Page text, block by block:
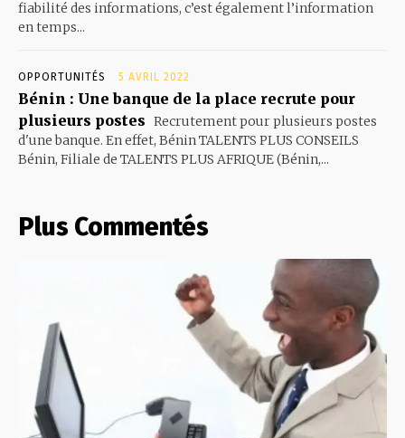
fiabilité des informations, c’est également l’information
en temps...
OPPORTUNITÉS 5 AVRIL 2022
Bénin : Une banque de la place recrute pour
plusieurs postes Recrutement pour plusieurs postes
d'une banque. En effet, Bénin TALENTS PLUS CONSEILS
Bénin, Filiale de TALENTS PLUS AFRIQUE (Bénin,...
Plus Commentés